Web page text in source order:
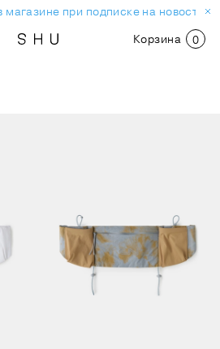
при подписке на новостную
Корзина 0